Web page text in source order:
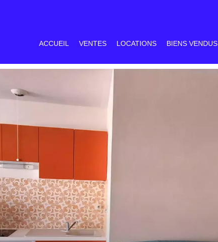
ACCUEIL VENTES LOCATIONS BIENS VENDUS